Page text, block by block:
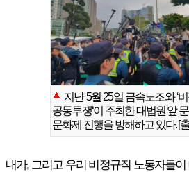
지난 5월 25일 금속노조와 ‘
공동투쟁‘이 주최한 대법원 앞
문화제 진행을 방해하고 있다. [
내가, 그리고 우리 비정규직 노동자들